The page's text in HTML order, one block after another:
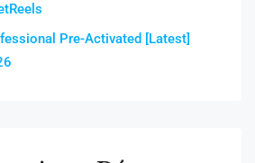
Pre-Activated [Latest]